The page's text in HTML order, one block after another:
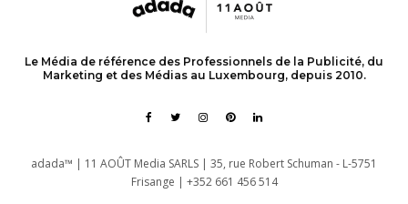
Le Média de référence des Professionnels de la Publicité, du
Marketing et des Médias au Luxembourg, depuis 2010.
adada™ | 11 AOÛT Media SARLS | 35, rue Robert Schuman - L-5751
Frisange | +352 661 456 514